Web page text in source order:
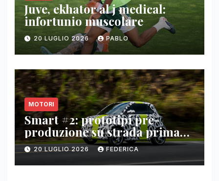
Juve, ekhator al j medical:
infortunio muscolare
20 LUGLIO 2026 PABLO
MOTORI
Smart #2: prototipi pre-
produzione su strada prima
del paris motor show 2026
20 LUGLIO 2026 FEDERICA